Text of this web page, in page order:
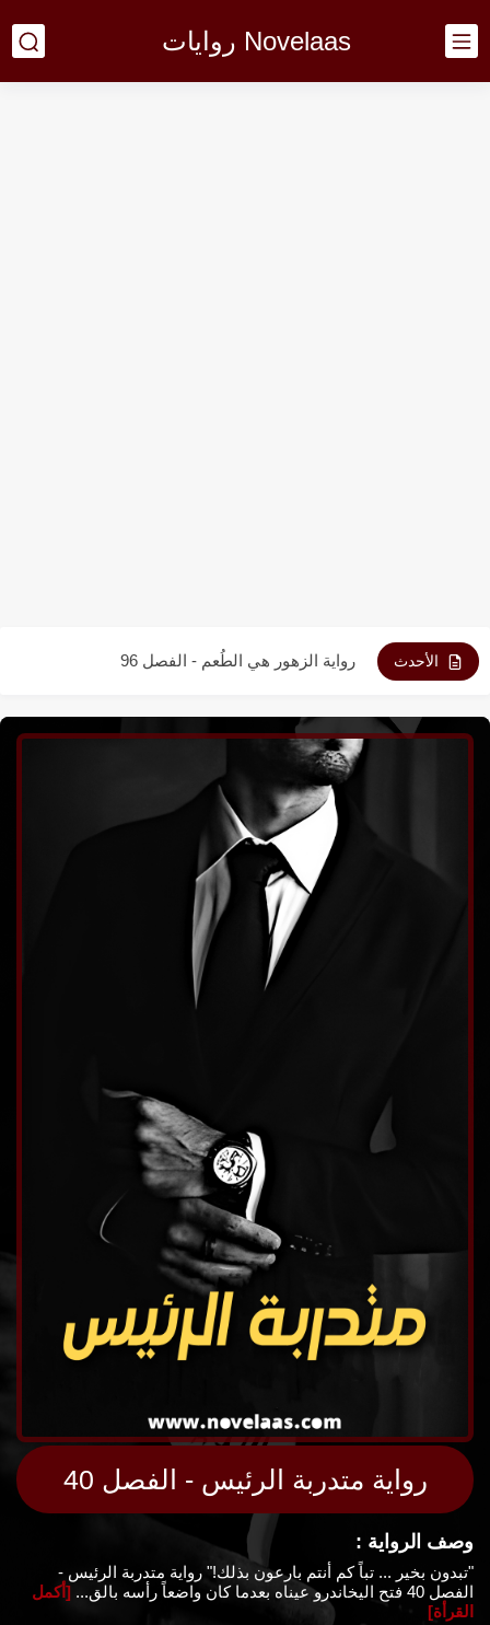
Novelaas روايات
الأحدث رواية الزهور هي الطُعم - الفصل 96
رواية الزهور هي الطُعم - الفصل 94
رواية الزهور هي الطُعم - الفصل 93
رواية الزهور هي الطُعم - الفصل 92
رواية الزهور هي الطُعم - الفصل 91
رواية الزهور هي الطُعم - الفصل 90
رواية الزهور هي الطُعم - الفصل 89
رواية متدربة الرئيس - الفصل 40
وصف الرواية :
"تبدون بخير ... تباً كم أنتم بارعون بذلك!" رواية متدربة الرئيس -
الفصل 40 فتح اليخاندرو عيناه بعدما كان واضعاً رأسه بالق...
[أكمل
القرأة]